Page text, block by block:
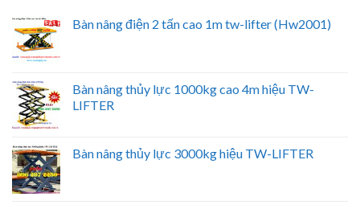
Bàn nâng điện 2 tấn cao 1m tw-lifter (Hw2001)
Bàn nâng thủy lực 1000kg cao 4m hiệu TW-
LIFTER
Bàn nâng thủy lực 3000kg hiệu TW-LIFTER